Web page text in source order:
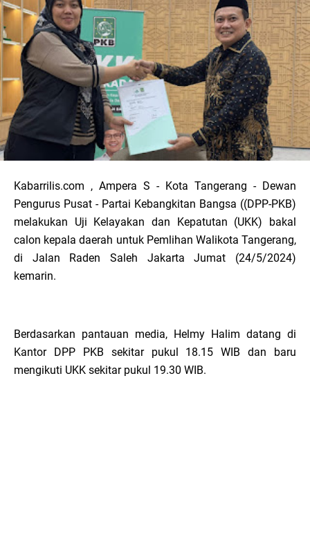
Kabarrilis.com , Ampera S - Kota Tangerang - Dewan
Pengurus Pusat - Partai Kebangkitan Bangsa ((DPP-PKB)
melakukan Uji Kelayakan dan Kepatutan (UKK) bakal
calon kepala daerah untuk Pemlihan Walikota Tangerang,
di Jalan Raden Saleh Jakarta Jumat (24/5/2024)
kemarin.
Berdasarkan pantauan media, Helmy Halim datang di
Kantor DPP PKB sekitar pukul 18.15 WIB dan baru
mengikuti UKK sekitar pukul 19.30 WIB.